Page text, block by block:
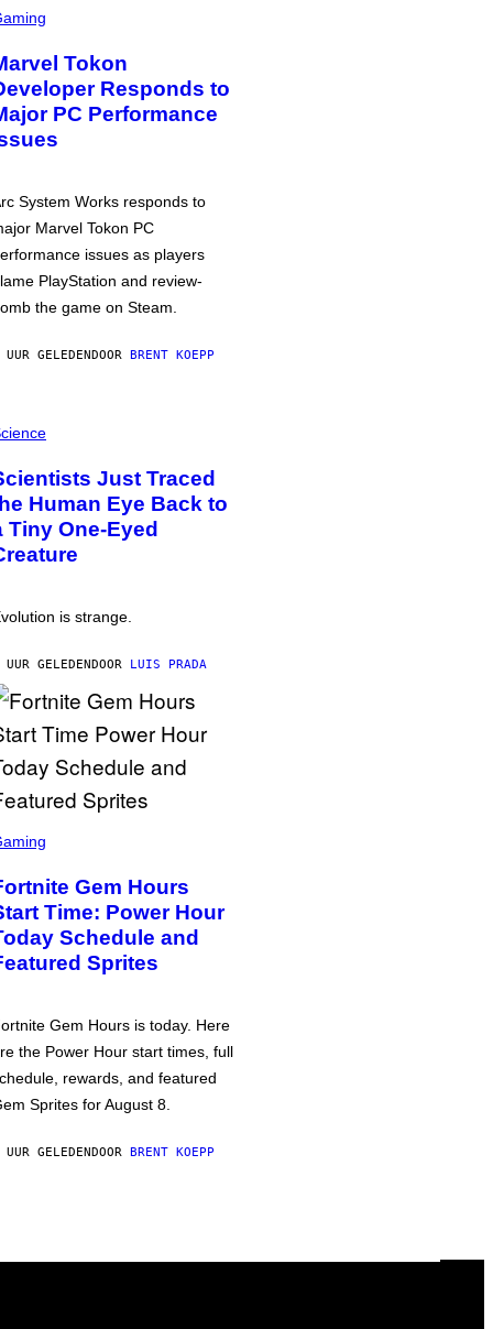
Tokon
Responds to
PC Performance
System Works responds to
Marvel Tokon PC
issues as players
PlayStation and review-
the game on Steam.
GELEDENDOOR BRENT KOEPP
Just Traced
Human Eye Back to
Tiny One-Eyed
is strange.
GELEDENDOOR LUIS PRADA
Gem Hours
Time: Power Hour
Schedule and
Sprites
Gem Hours is today. Here
the Power Hour start times, full
rewards, and featured
Sprites for August 8.
GELEDENDOOR BRENT KOEPP